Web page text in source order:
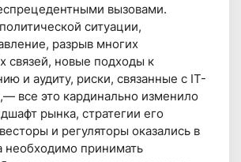
вызовами.
ситуации,
разрыв многих
связей, новые подходы к
и аудиту, риски, связанные с IT-
все это кардинально изменило
рынка, стратегии его
и регуляторы оказались в
необходимо принимать